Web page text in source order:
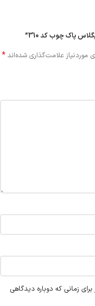
پاک چوب کد 310”
علامت‌گذاری شده‌اند*
زمانی که دوباره دیدگاهی